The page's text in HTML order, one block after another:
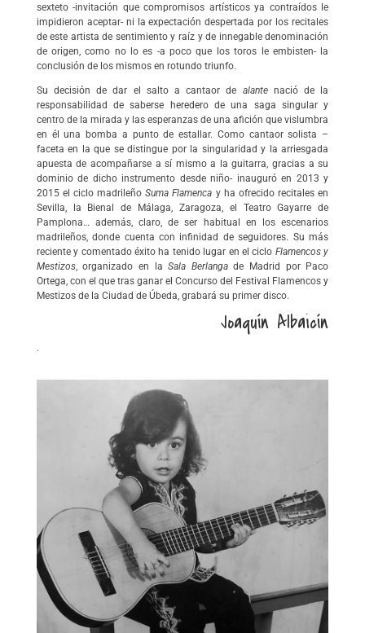
sexteto -invitación que compromisos artísticos ya contraídos le
impidieron aceptar- ni la expectación despertada por los recitales
de este artista de sentimiento y raíz y de innegable denominación
de origen, como no lo es -a poco que los toros le embisten- la
conclusión de los mismos en rotundo triunfo.
Su decisión de dar el salto a cantaor de alantenació de la
responsabilidad de saberse heredero de una saga singular y
centro de la mirada y las esperanzas de una afición que vislumbra
en él una bomba a punto de estallar. Como cantaor solista –
faceta en la que se distingue por la singularidad y la arriesgada
apuesta de acompañarse a sí mismo a la guitarra, gracias a su
dominio de dicho instrumento desde niño- inauguró en 2013 y
2015 el ciclo madrileñoSuma Flamenca y ha ofrecido recitales en
Sevilla, la Bienal de Málaga, Zaragoza, el Teatro Gayarre de
Pamplona… además, claro, de ser habitual en los escenarios
madrileños, donde cuenta con infinidad de seguidores. Su más
reciente y comentado éxito ha tenido lugar en el ciclo Flamencos y
Mestizos, organizado en laSala Berlangade Madrid por Paco
Ortega, con el que tras ganar el Concurso del Festival Flamencos y
Mestizos de la Ciudad de Úbeda, grabará su primer disco.
Joaquín Albaicín
.